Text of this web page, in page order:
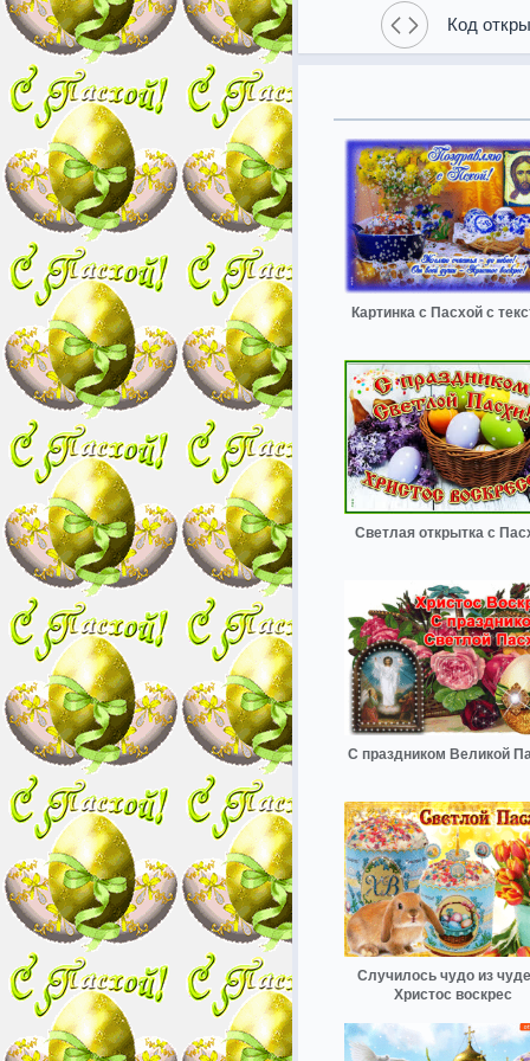
Код
Картинка с Пасхой с
Светлая открытка с
С праздником Великой
Случилось чудо из
Христос воскрес